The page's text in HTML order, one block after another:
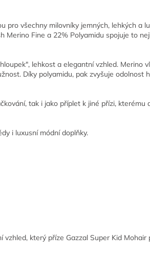
pro všechny milovníky jemných, lehkých a
Merino Fine a 22% Polyamidu spojuje to
lehkost a elegantní vzhled. Merino
Díky polyamidu, pak zvyšuje odolnost
tak i jako příplet k jiné přízi, kterému
i luxusní módní doplňky.
který příze Gazzal Super Kid Mohair